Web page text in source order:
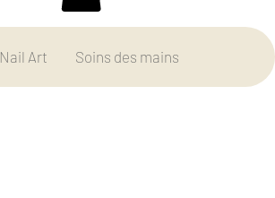
Nail Art Soins des mains